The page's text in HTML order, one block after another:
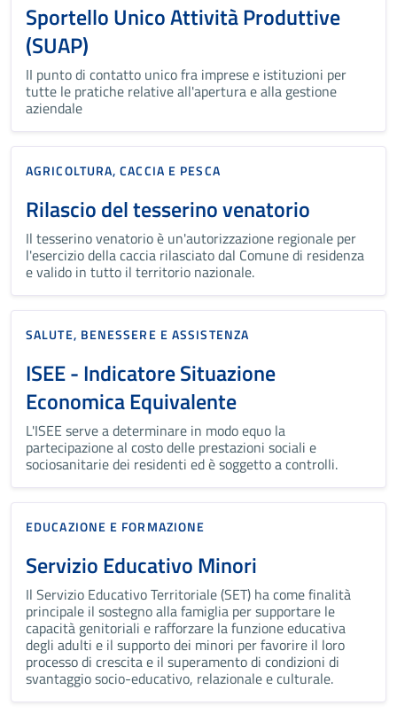
Sportello Unico Attività Produttive
(SUAP)
II punto di contatto unico fra imprese e istituzioni per
tutte le pratiche relative all'apertura e alla gestione
aziendale
AGRICOLTURA, CACCIA E PESCA
Rilascio del tesserino venatorio
Il tesserino venatorio è un'autorizzazione regionale per
l'esercizio della caccia rilasciato dal Comune di residenza
e valido in tutto il territorio nazionale.
SALUTE, BENESSERE E ASSISTENZA
ISEE - Indicatore Situazione
Economica Equivalente
L'ISEE serve a determinare in modo equo la
partecipazione al costo delle prestazioni sociali e
sociosanitarie dei residenti ed è soggetto a controlli.
EDUCAZIONE E FORMAZIONE
Servizio Educativo Minori
Il Servizio Educativo Territoriale (SET) ha come finalità
principale il sostegno alla famiglia per supportare le
capacità genitoriali e rafforzare la funzione educativa
degli adulti e il supporto dei minori per favorire il loro
processo di crescita e il superamento di condizioni di
svantaggio socio-educativo, relazionale e culturale.